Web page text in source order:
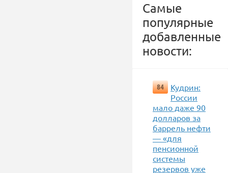
Самые
популярные
добавленные
новости:
84
Кудрин:
России
мало даже 90
долларов за
баррель нефти
— «для
пенсионной
системы
резервов уже